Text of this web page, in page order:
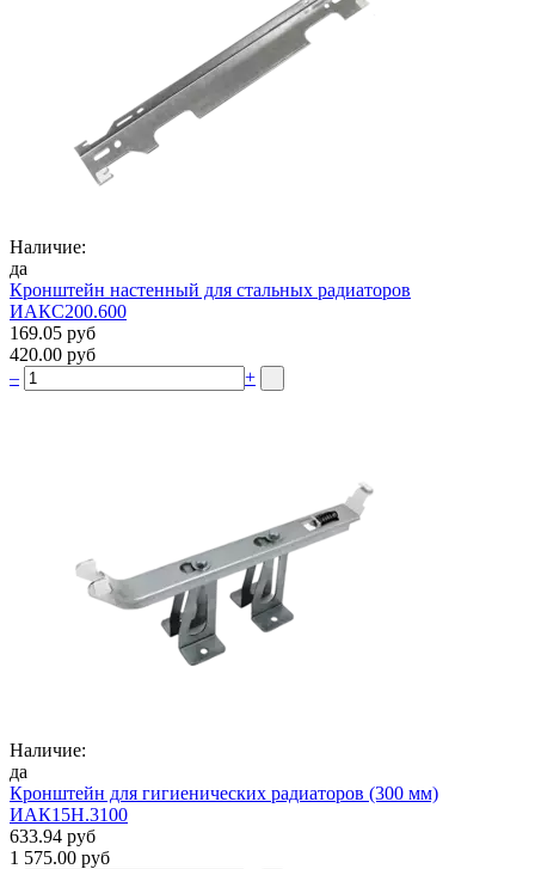
Наличие:
да
Кронштейн настенный для стальных радиаторов
ИАКС200.600
169.05 руб
420.00 руб
–
+
Наличие:
да
Кронштейн для гигиенических радиаторов (300 мм)
ИАК15Н.3100
633.94 руб
1 575.00 руб